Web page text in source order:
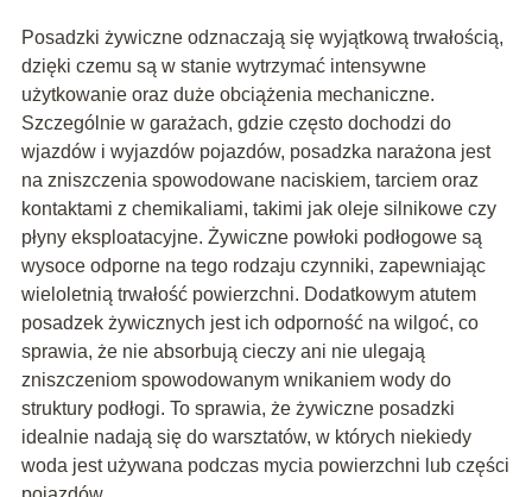
Posadzki żywiczne odznaczają się wyjątkową trwałością,
dzięki czemu są w stanie wytrzymać intensywne
użytkowanie oraz duże obciążenia mechaniczne.
Szczególnie w garażach, gdzie często dochodzi do
wjazdów i wyjazdów pojazdów, posadzka narażona jest
na zniszczenia spowodowane naciskiem, tarciem oraz
kontaktami z chemikaliami, takimi jak oleje silnikowe czy
płyny eksploatacyjne. Żywiczne powłoki podłogowe są
wysoce odporne na tego rodzaju czynniki, zapewniając
wieloletnią trwałość powierzchni. Dodatkowym atutem
posadzek żywicznych jest ich odporność na wilgoć, co
sprawia, że nie absorbują cieczy ani nie ulegają
zniszczeniom spowodowanym wnikaniem wody do
struktury podłogi. To sprawia, że żywiczne posadzki
idealnie nadają się do warsztatów, w których niekiedy
woda jest używana podczas mycia powierzchni lub części